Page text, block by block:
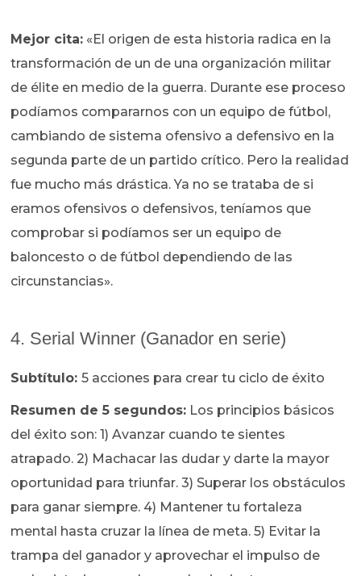
Mejor cita: «El origen de esta historia radica en la
transformación de un de una organización militar
de élite en medio de la guerra. Durante ese proceso
podíamos compararnos con un equipo de fútbol,
cambiando de sistema ofensivo a defensivo en la
segunda parte de un partido crítico. Pero la realidad
fue mucho más drástica. Ya no se trataba de si
eramos ofensivos o defensivos, teníamos que
comprobar si podíamos ser un equipo de
baloncesto o de fútbol dependiendo de las
circunstancias».
4. Serial Winner (Ganador en serie)
Subtítulo:5 acciones para crear tu ciclo de éxito
Resumen de 5 segundos: Los principios básicos
del éxito son: 1) Avanzar cuando te sientes
atrapado. 2) Machacar las dudar y darte la mayor
oportunidad para triunfar. 3) Superar los obstáculos
para ganar siempre. 4) Mantener tu fortaleza
mental hasta cruzar la línea de meta. 5) Evitar la
trampa del ganador y aprovechar el impulso de